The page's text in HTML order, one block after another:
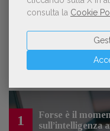
consulta la Cookie
editoria
LE PIÙ LETTE
1
Forse è il
sull’intelligenza